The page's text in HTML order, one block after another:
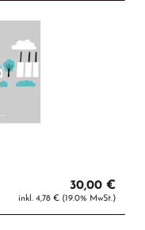
30,00 €
inkl. 4,78 € (19.0% MwSt.)